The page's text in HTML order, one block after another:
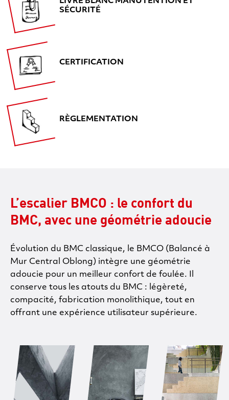
SÉCURITÉ
CERTIFICATION
RÈGLEMENTATION
L’escalier BMCO : le confort du
BMC, avec une géométrie adoucie
Évolution du BMC classique, le BMCO (Balancé à
Mur Central Oblong) intègre une géométrie
adoucie pour un meilleur confort de foulée. Il
conserve tous les atouts du BMC : légèreté,
compacité, fabrication monolithique, tout en
offrant une expérience utilisateur supérieure.